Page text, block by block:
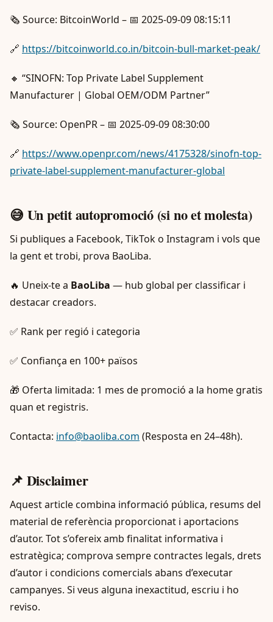
🗞️ Source: BitcoinWorld – 📅 2025-09-09 08:15:11
🔗 https://bitcoinworld.co.in/bitcoin-bull-market-peak/
🔸 “SINOFN: Top Private Label Supplement
Manufacturer | Global OEM/ODM Partner”
🗞️ Source: OpenPR – 📅 2025-09-09 08:30:00
🔗 https://www.openpr.com/news/4175328/sinofn-top-
private-label-supplement-manufacturer-global
😅 Un petit autopromoció (si no et molesta)
Si publiques a Facebook, TikTok o Instagram i vols que
la gent et trobi, prova BaoLiba.
🔥 Uneix-te a BaoLiba — hub global per classificar i
destacar creadors.
✅ Rank per regió i categoria
✅ Confiança en 100+ països
🎁 Oferta limitada: 1 mes de promoció a la home gratis
quan et registris.
Contacta: info@baoliba.com (Resposta en 24–48h).
📌 Disclaimer
Aquest article combina informació pública, resums del
material de referència proporcionat i aportacions
d’autor. Tot s’ofereix amb finalitat informativa i
estratègica; comprova sempre contractes legals, drets
d’autor i condicions comercials abans d’executar
campanyes. Si veus alguna inexactitud, escriu i ho
reviso.